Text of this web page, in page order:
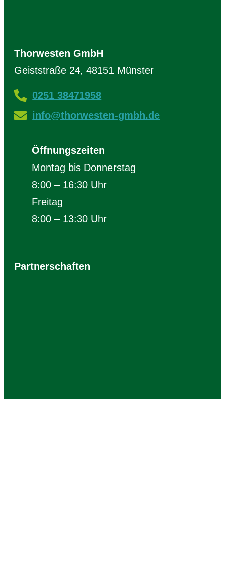
Thorwesten GmbH
Geiststraße 24, 48151 Münster
0251 38471958
info@thorwesten-gmbh.de
Öffnungszeiten
Montag bis Donnerstag
8:00 – 16:30 Uhr
Freitag
8:00 – 13:30 Uhr
Partnerschaften